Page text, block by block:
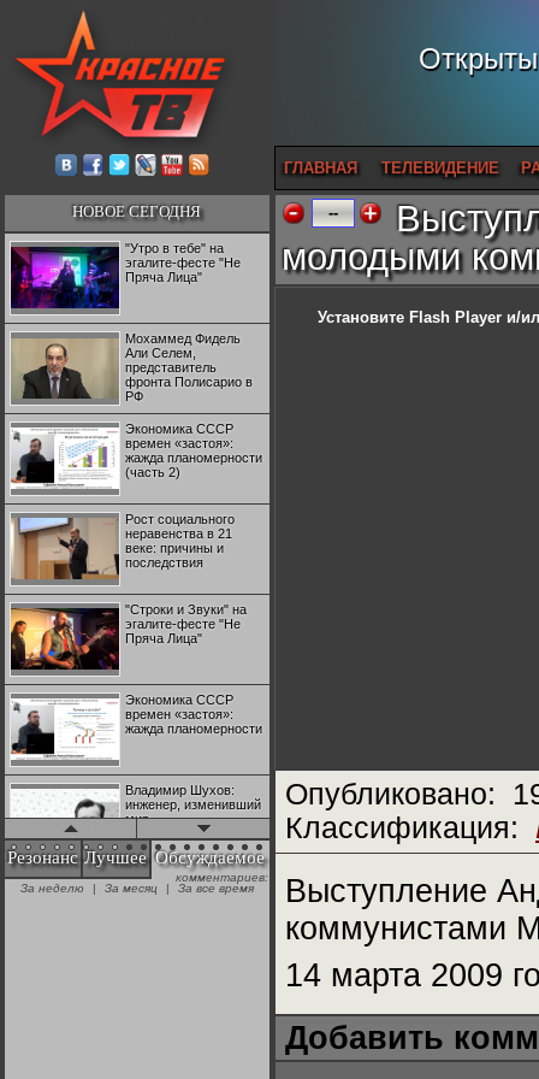
ГЛАВНАЯ ТЕЛЕВИДЕНИЕ
НОВОЕ СЕГОДНЯ
"Утро в тебе" на
эгалите-фесте "Не
Пряча Лица"
Мохаммед Фидель
Али Селем,
представитель
фронта Полисарио в
РФ
Экономика СССР
времен «застоя»:
жажда планомерности
(часть 2)
Рост социального
неравенства в 21
веке: причины и
последствия
"Строки и Звуки" на
эгалите-фесте "Не
Пряча Лица"
Экономика СССР
времен «застоя»:
жажда планомерности
Владимир Шухов:
инженер, изменивший
мир
"Аркадий Коц" на
эгалите-фесте "Не
Резонанс Лучшее Обсуждаемое
комментариев:
За неделю
| За месяц | За все время
--
молодыми
Установите Flash Player и/
Опубликовано:
Классификация:
Выступление
коммунистами
14 марта 2009
Добавить